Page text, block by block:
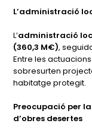
L’administració
L’administració
(360,3 M€),
Entre les
sobresurten
habitatge protegit.
Preocupació per
d’obres desertes